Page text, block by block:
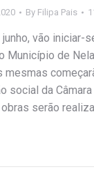
By Filipa Pais
vão iniciar-
Município de
mesmas
social da
serão